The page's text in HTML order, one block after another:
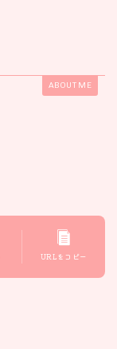
ABOUT ME
URLをコピー